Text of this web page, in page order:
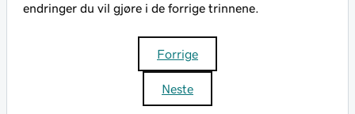
endringer du vil gjøre i de forrige trinnene.
Forrige
Neste